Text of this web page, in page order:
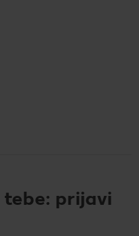
tebe: prijavi